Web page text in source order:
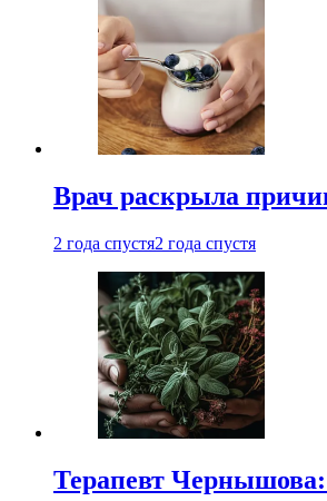
Врач раскрыла
2 года спустя2 года спустя
Терапевт Чернышова: